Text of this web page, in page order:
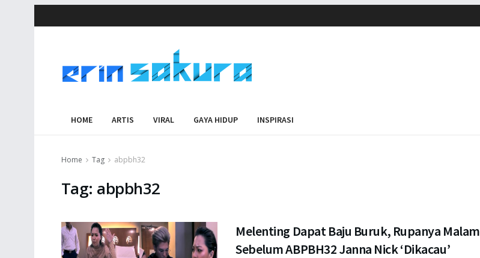
HOME ARTIS VIRAL GAYA HIDUP INSPIRASI
Home Tag abpbh32
Tag: abpbh32
Melenting Dapat Baju Buruk, Rupanya Malam
Sebelum ABPBH32 Janna Nick ‘Dikacau’